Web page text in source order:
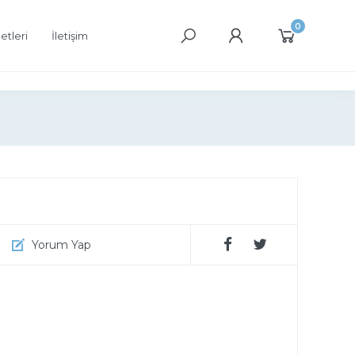
İletişim
0
Yorum Yap